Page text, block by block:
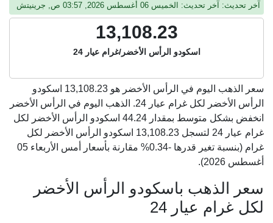
آخر تحديث: آخر تحديث: الخميس 06 أغسطس 2026, 03:57 ص, جرينيتش
13,108.23
اسكودو الرأس الأخضر/غرام عيار 24
سعر الذهب اليوم في الرأس الأخضر هو 13,108.23 اسكودو
الرأس الأخضر لكل غرام عيار 24. الذهب اليوم في الرأس الأخضر
انخفض بشكل متوسط بمقدار 44.24 اسكودو الرأس الأخضر لكل
غرام عيار 24 لتسجل 13,108.23 اسكودو الرأس الأخضر لكل
غرام (بنسبة تغير قدرها -0.34% مقارنة بأسعار أمس الأربعاء 05
أغسطس 2026).
سعر الذهب باسكودو الرأس الأخضر
لكل غرام عيار 24